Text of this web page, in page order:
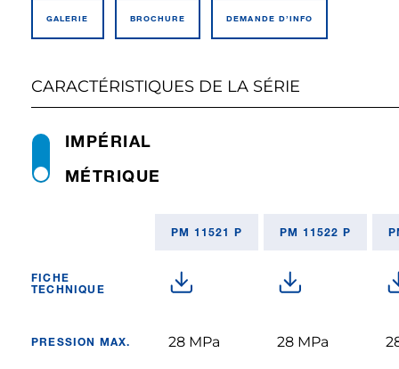
GALERIE BROCHURE DEMANDE D’INFO
CARACTÉRISTIQUES DE LA SÉRIE
MÉTRIQUE
IMPÉRIAL
PM 11521 P PM 11522 P
FICHE
TECHNIQUE
PRESSION MAX. 28 MPa 28 MPa